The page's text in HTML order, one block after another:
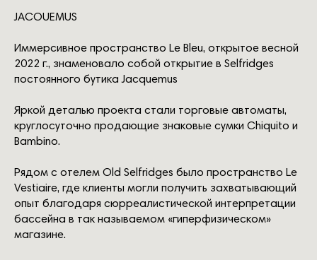
JACOUEMUS
Иммерсивное пространство Le Bleu, открытое весной
2022 г., знаменовало собой открытие в Selfridges
постоянного бутика Jacquemus
Яркой деталью проекта стали торговые автоматы,
круглосуточно продающие знаковые сумки Chiquito и
Bambino.
Рядом с отелем Old Selfridges было пространство Le
Vestiaire, где клиенты могли получить захватывающий
опыт благодаря сюрреалистической интерпретации
бассейна в так называемом «гиперфизическом»
магазине.
политика конфиденциальности
договор оферта
политика обработки персональных данных
согласие на обработку персональных данных
согласие на обработку персональных данных в
части cookie файлов
политика использования файлов cookie
заявление об отзыве согласия на обработку
блог